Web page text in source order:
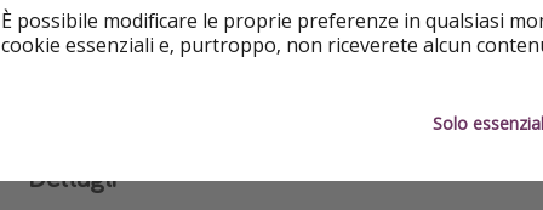
Vicino alla piste da sci
Dettagli
È possibile modificare le proprie preferenze in qualsiasi
cookie essenziali e, purtroppo, non riceverete alcun
Solo